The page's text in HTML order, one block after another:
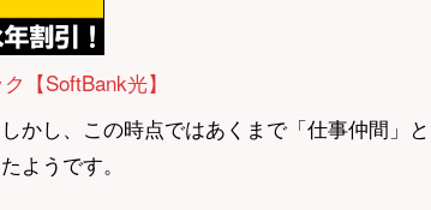
【SoftBank光】
かし、この時点ではあくまで「仕事仲間」と
ようです。